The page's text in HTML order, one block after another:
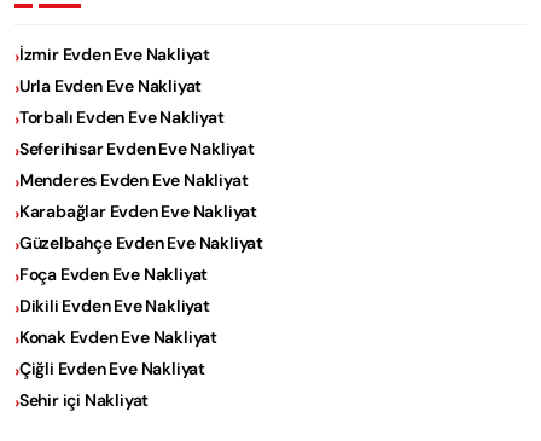
İzmir Evden Eve Nakliyat
Urla Evden Eve Nakliyat
Torbalı Evden Eve Nakliyat
Seferihisar Evden Eve Nakliyat
Menderes Evden Eve Nakliyat
Karabağlar Evden Eve Nakliyat
Güzelbahçe Evden Eve Nakliyat
Foça Evden Eve Nakliyat
Dikili Evden Eve Nakliyat
Konak Evden Eve Nakliyat
Çiğli Evden Eve Nakliyat
Sehir içi Nakliyat